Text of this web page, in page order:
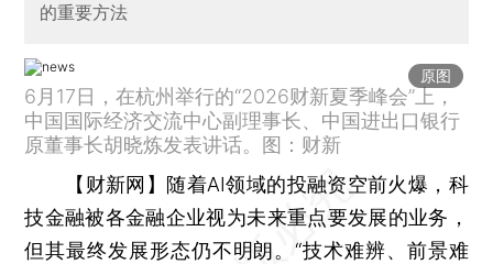
的重要方法
原图
6月17日，在杭州举行的“2026财新夏季峰会”上，
中国国际经济交流中心副理事长、中国进出口银行
原董事长胡晓炼发表讲话。图：财新
【财新网】 随着AI领域的投融资空前火爆，科
技金融被各金融企业视为未来重点要发展的业务，
但其最终发展形态仍不明朗。“技术难辨、前景难